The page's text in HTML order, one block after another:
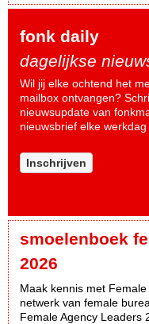
fonk daily
dagelijkse
Wil jij elke ochtend het
mailbox ontvangen?
nieuwsupdate van
nieuwsbrief elke
Inschrijven
smoelenboek
2026
Maak kennis met
netwerk van female
Female Agency Leaders